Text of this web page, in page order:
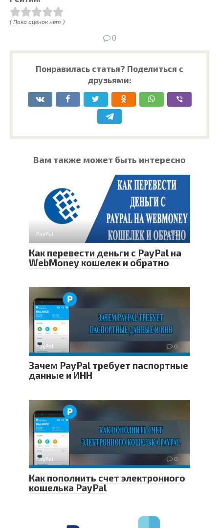
( Пока оценок нет )
0
Понравилась статья? Поделиться с
друзьями:
Вам также может быть интересно
PayPal 0
Как перевести деньги с PayPal на
WebMoney кошелек и обратно
PayPal 0
Зачем PayPal требует паспортные
данные и ИНН
PayPal 0
Как пополнить счет электронного
кошелька PayPal